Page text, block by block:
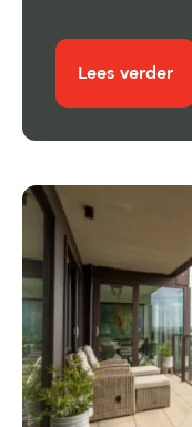
Lees verder